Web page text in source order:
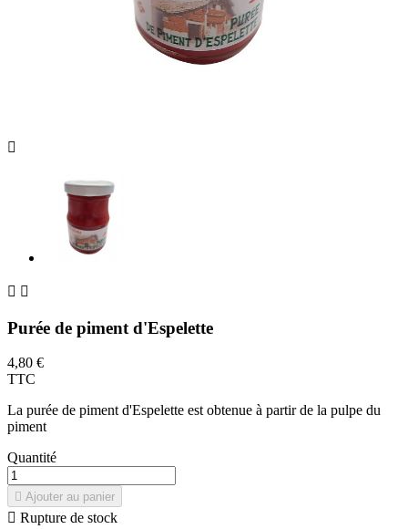

 
Purée de piment d'Espelette
4,80 €
TTC
La purée de piment d'Espelette est obtenue à partir de la pulpe du
piment
Quantité
 Ajouter au panier
 Rupture de stock